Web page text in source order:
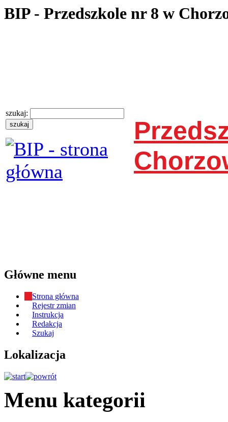
BIP - Przedszkole nr 8 w
szukaj:
Główne menu
Strona główna
Rejestr zmian
Instrukcja
Redakcja
Szukaj
Lokalizacja
Menu kategorii